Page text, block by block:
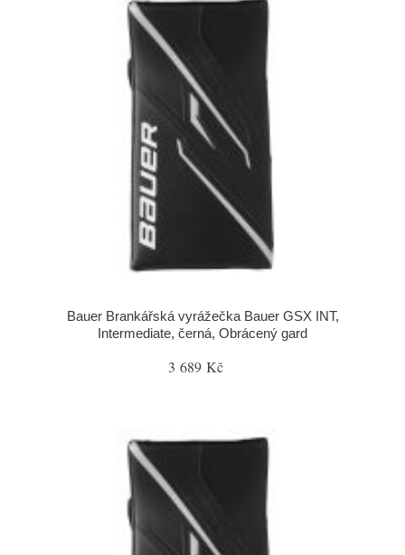
Bauer Brankářská vyrážečka Bauer GSX INT,
Intermediate, černá, Obrácený gard
3 689 Kč